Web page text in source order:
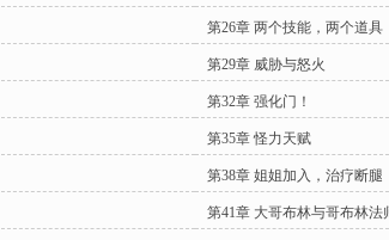
第26章 两个技能，两个道具
第29章 威胁与怒火
第32章 强化门！
第35章 怪力天赋
第38章 姐姐加入，治疗断腿
第41章 大哥布林与哥布林法